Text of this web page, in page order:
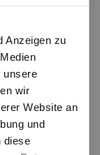
Anzeigen zu
unsere
wir
Website an
und
diese
wichtig:
was man
man alles
dass die
darüber ist,
oder
und mehr